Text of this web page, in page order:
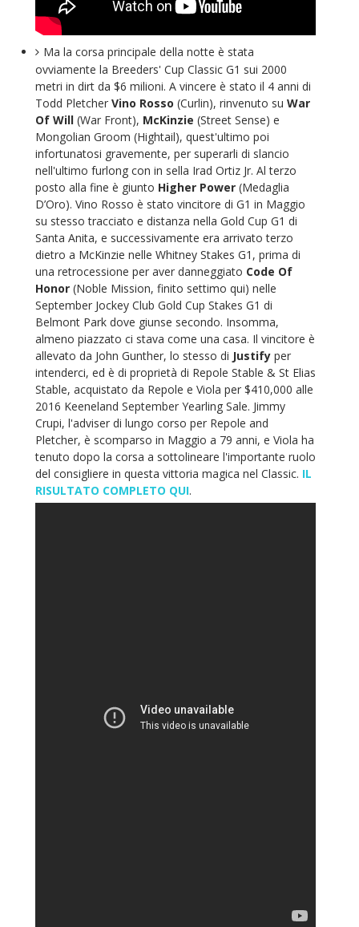
Ma la corsa principale della notte è stata
ovviamente la Breeders' Cup Classic G1 sui 2000
metri in dirt da $6 milioni. A vincere è stato il 4 anni di
Todd PletcherVino Rosso (Curlin), rinvenuto su War
Of Will (War Front), McKinzie (Street Sense) e
Mongolian Groom (Hightail), quest'ultimo poi
infortunatosi gravemente, per superarli di slancio
nell'ultimo furlong con in sella Irad Ortiz Jr. Al terzo
posto alla fine è giunto Higher Power(Medaglia
D’Oro). Vino Rosso è stato vincitore di G1 in Maggio
su stesso tracciato e distanza nella Gold Cup G1 di
Santa Anita, e successivamente era arrivato terzo
dietro a McKinzie nelle Whitney Stakes G1, prima di
una retrocessione per aver danneggiato Code Of
Honor(Noble Mission, finito settimo qui) nelle
September Jockey Club Gold Cup Stakes G1 di
Belmont Park dove giunse secondo. Insomma,
almeno piazzato ci stava come una casa. Il vincitore è
allevato da John Gunther, lo stesso di Justifyper
intenderci, ed è di proprietà di Repole Stable & St Elias
Stable, acquistato da Repole e Viola per $410,000 alle
2016 Keeneland September Yearling Sale. Jimmy
Crupi, l'adviser di lungo corso per Repole and
Pletcher, è scomparso in Maggio a 79 anni, e Viola ha
tenuto dopo la corsa a sottolineare l'importante ruolo
del consigliere in questa vittoria magica nel Classic. IL
RISULTATO COMPLETO QUI.